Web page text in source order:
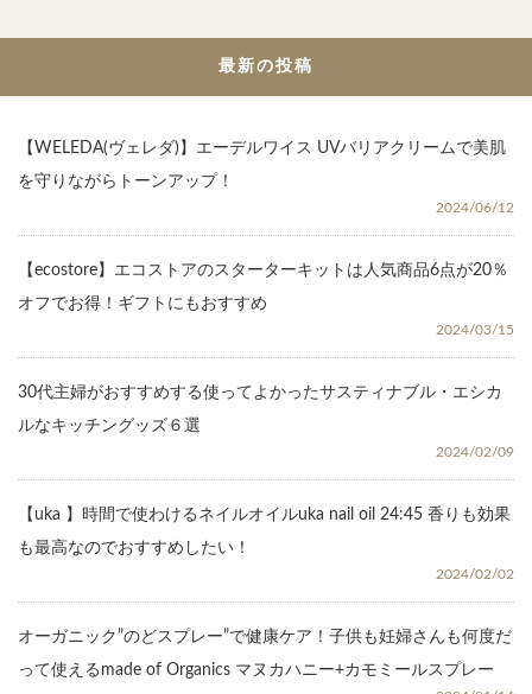
最新の投稿
【WELEDA(ヴェレダ)】エーデルワイス UVバリアクリームで美肌
を守りながらトーンアップ！
2024/06/12
【ecostore】エコストアのスターターキットは人気商品6点が20％
オフでお得！ギフトにもおすすめ
2024/03/15
30代主婦がおすすめする使ってよかったサスティナブル・エシカ
ルなキッチングッズ６選
2024/02/09
【uka 】時間で使わけるネイルオイルuka nail oil 24:45 香りも効果
も最高なのでおすすめしたい！
2024/02/02
オーガニック”のどスプレー”で健康ケア！子供も妊婦さんも何度だ
って使えるmade of Organics マヌカハニー+カモミールスプレー